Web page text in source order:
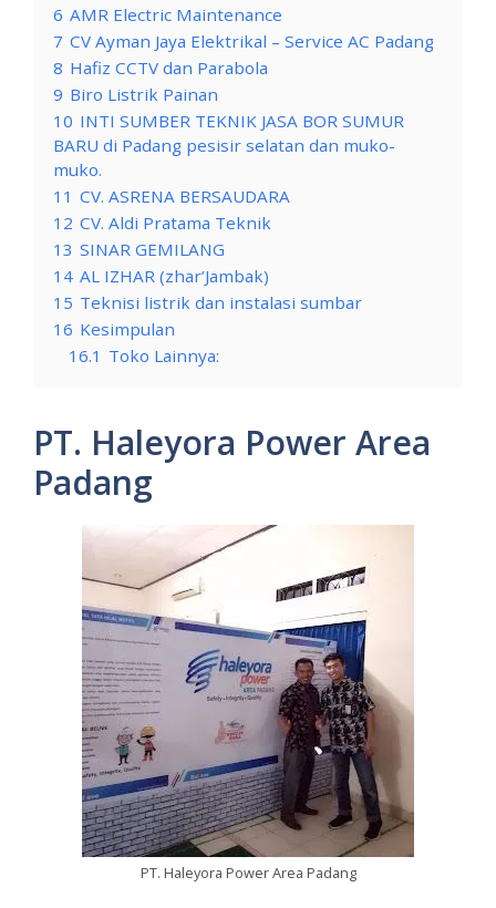
6 AMR Electric Maintenance
7 CV Ayman Jaya Elektrikal – Service AC Padang
8 Hafiz CCTV dan Parabola
9 Biro Listrik Painan
10 INTI SUMBER TEKNIK JASA BOR SUMUR
BARU di Padang pesisir selatan dan muko-
muko.
11 CV. ASRENA BERSAUDARA
12 CV. Aldi Pratama Teknik
13 SINAR GEMILANG
14 AL IZHAR (zhar’Jambak)
15 Teknisi listrik dan instalasi sumbar
16 Kesimpulan
16.1 Toko Lainnya:
PT. Haleyora Power Area
Padang
PT. Haleyora Power Area Padang